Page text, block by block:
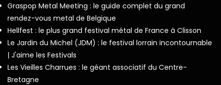
Graspop Metal Meeting : le guide complet du grand
rendez-vous metal de Belgique
Hellfest : le plus grand festival métal de France à Clisson
Le Jardin du Michel (JDM) : le festival lorrain incontournable
| J'aime les Festivals
Les Vieilles Charrues : le géant associatif du Centre-
Bretagne